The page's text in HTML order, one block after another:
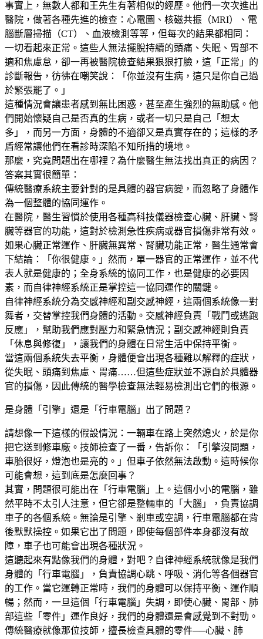
事實上，無數人都和王先生有著相似的經歷。他們一次次進出
醫院，做著各種先進的檢查：心電圖、核磁共振（MRI）、電
腦斷層掃描（CT）、血液檢測等等，但每次的結果都相同：
一切看起來正常。這些人無法擺脫持續的頭痛、失眠、胃部不
適和焦慮怠，卻一再被醫院檢查結果狠狠打臉，這「正常」的
診斷報告，彷彿在嘲笑說：「你並沒有生病，這只是你自己過
於緊張罷了。」
這種情況會讓患者感到無比困惑，甚至產生強烈的無助感。他
們開始懷疑自己是否真的生病，或者一切只是自己「想太
多」，而另一方面，身體的不適卻又是真實存在的；這樣的矛
盾經常讓他們在看診時深陷不知所措的境地。
那麼，究竟問題出在哪裡？為什麼醫生無法找出真正的病因？
答案其實很簡單：
傳統醫療系統主要針對的是具體的器官病變，而忽略了身體作
為一個整體的協同運作。
在醫院，醫生習慣於使用各種高科技儀器檢查心臟、肝臟、腎
臟等器官的功能，這對於檢測急性疾病或器官損傷非常有效。
如果心臟正常運作、肝臟無異常、腎臟功能正常，醫生通常會
下結論：「你很健康。」然而，單一器官的正常運作，並不代
表人就是健康的；全身系統的協同工作，也是健康的必要因
素，而自律神經系統正是掌控這一協同運作的關鍵。
自律神經系統分為交感神經和副交感神經，這兩個系統像一對
舞者，交替掌控我們身體的活動。交感神經負責「戰鬥或逃跑
反應」，幫助我們應對壓力和緊急情況；副交感神經則負責
「休息與修復」，讓我們的身體在日常生活中保持平衡。
當這兩個系統失去平衡，身體便會出現各種難以解釋的症狀，
從失眠、頭痛到焦慮、胃痛……但這些症狀並不源自於具體器
官的損傷，因此傳統的醫學檢查無法輕易檢測出它們的根源。
是身體「引擎」還是「行車電腦」出了問題？
請想像一下這樣的假設情況：一輛車在路上突然熄火，於是你
把它送到修車廠。技師檢查了一番，告訴你：「引擎沒問題，
車胎很好，燈泡也是亮的。」但車子依然無法啟動。這時候你
可能會想，這到底是怎麼回事？
其實，問題很可能出在「行車電腦」上。這個小小的電腦，雖
然平時不太引人注意，但它卻是整輛車的「大腦」，負責協調
車子的各個系統。無論是引擎、剎車或空調，行車電腦都在背
後默默操控。如果它出了問題，即使每個部件本身都沒有故
障，車子也可能會出現各種狀況。
這聽起來有點像我們的身體，對吧？自律神經系統就像是我們
身體的「行車電腦」，負責協調心跳、呼吸、消化等各個器官
的工作。當它運轉正常時，我們的身體可以保持平衡、運作順
暢；然而，一旦這個「行車電腦」失調，即使心臟、胃部、肺
部這些「零件」運作良好，我們的身體還是會感覺到不對勁。
傳統醫療就像那位技師，擅長檢查具體的零件──心臟、肺